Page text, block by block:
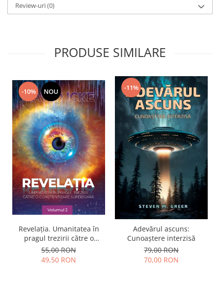
Review-uri(0)
PRODUSE SIMILARE
-10% NOU
Revelația. Umanitatea în
pragul trezirii către o
conştientizare superioară,
volumul 2
55,00 RON
49,50 RON
-11%
Adevărul ascuns:
Cunoaștere interzisă
79,00 RON
70,00 RON